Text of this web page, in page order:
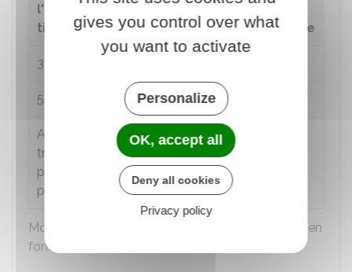
Montant de la prestation complémentaire versé en
fonction de vos besoins d'assistance
l'assistance d'une
tierce personne
complémentaire
3 ou 4
5 ou 6 1 288,09 €
Au moins 7 (ou en cas
troubles neuropsychiques
présentant un danger
pour vous ou pour autrui)
1 932,17 €
gives you control over what
you want to activate
Personalize
OK, accept all
Deny all cookies
Privacy policy